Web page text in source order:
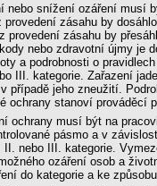
nebo snížení ozáření musí
provedení zásahu by
provedení zásahu by
nebo zdravotní újmy je
a podrobnosti o
III. kategorie. Zařazení
případě jeho zneužití.
ochrany stanoví prováděcí
ochrany musí být na
pásmo a v
nebo III. kategorie.
ozáření osob a
do kategorie a ke